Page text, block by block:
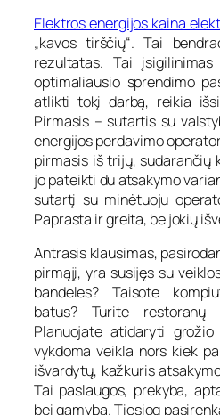
Elektros energijos kaina
„kavos tirščių“. Tai
rezultatas. Tai
optimaliausio sprendimo
atlikti tokį darbą, reikia
Pirmasis – sutartis su
energijos perdavimo
pirmasis iš trijų, sudarančių
jo pateikti du atsakymo
sutartį su minėtuoju
Paprasta ir greita, be jokių
Antrasis klausimas,
pirmąjį, yra susijęs su
bandeles? Taisote
batus? Turite
Planuojate atidaryti
vykdoma veikla nors kiek
išvardytų, kažkuris
Tai paslaugos, prekyba,
bei gamyba. Tiesiog